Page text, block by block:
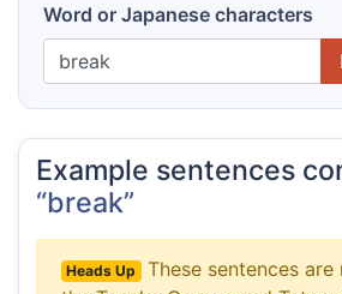
Word or Japanese characters
Example sentences
“break”
Heads Up
These sentences